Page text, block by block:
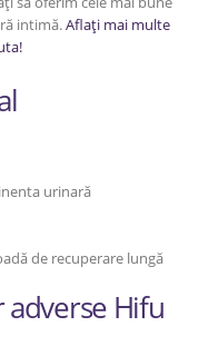
intimă.Aflați mai multe
urinară
de recuperare lungă
Hifu